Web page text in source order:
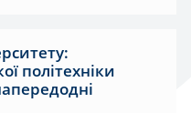
політехніки